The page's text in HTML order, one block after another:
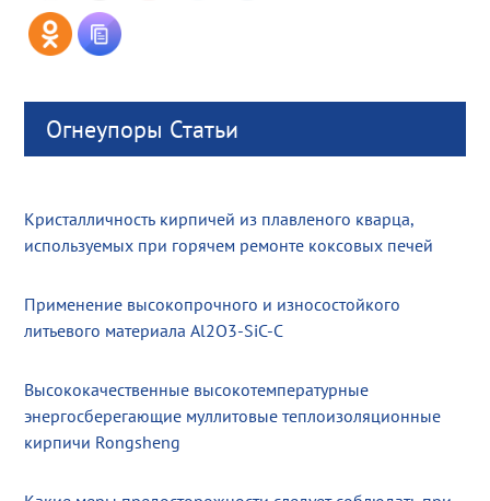
Огнеупоры Статьи
Кристалличность кирпичей из плавленого кварца,
используемых при горячем ремонте коксовых печей
Применение высокопрочного и износостойкого
литьевого материала Al2O3-SiC-C
Высококачественные высокотемпературные
энергосберегающие муллитовые теплоизоляционные
кирпичи Rongsheng